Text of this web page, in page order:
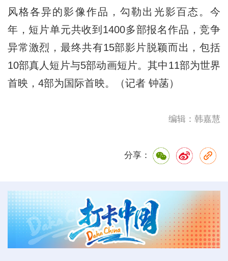
风格各异的影像作品，勾勒出光影百态。今
年，短片单元共收到1400多部报名作品，竞争
异常激烈，最终共有15部影片脱颖而出，包括
10部真人短片与5部动画短片。其中11部为世界
首映，4部为国际首映。（记者 钟菡）
编辑：韩嘉慧
分享：